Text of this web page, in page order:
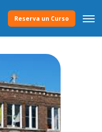
Reserva un Curso